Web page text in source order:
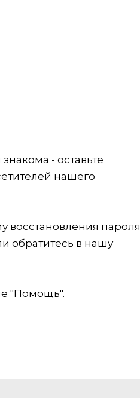
- оставьте
нашего
восстановления пароля
обратитесь в нашу
"Помощь".